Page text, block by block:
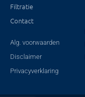
Filtratie
Contact
Alg. voorwaarden
Disclaimer
Privacyverklaring